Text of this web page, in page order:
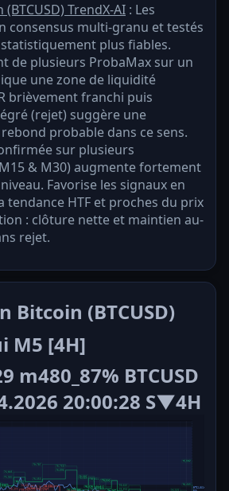
TrendX-AI : Les
consensus multi-granu et testés
plus fiables.
de plusieurs ProbaMax sur un
une zone de liquidité
brièvement franchi puis
(rejet) suggère une
probable dans ce sens.
sur plusieurs
& M30) augmente fortement
Favorise les signaux en
tendance HTF et proches du prix
: clôture nette et maintien au-
rejet.
Bitcoin (BTCUSD)
M5 [4H]
m480_87% BTCUSD
20:00:28 S▼4H